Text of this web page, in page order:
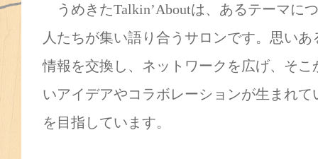
うめきたTalkin’Aboutは、あるテーマに
人たちが集い語り合うサロンです。思い
情報を交換し、ネットワークを広げ、そ
いアイデアやコラボレーションが生まれ
を目指しています。